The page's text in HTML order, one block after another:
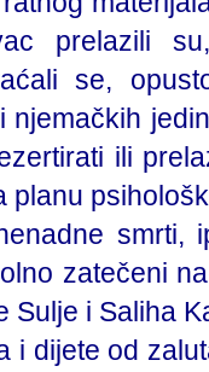
prelazili
se,
njemačkih
ili
planu
smrti,
zatečeni
Sulje i Saliha
i dijete od